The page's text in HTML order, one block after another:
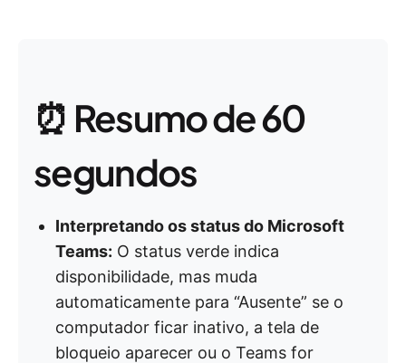
⏰ Resumo de 60
segundos
Interpretando os status do Microsoft
Teams: O status verde indica
disponibilidade, mas muda
automaticamente para “Ausente” se o
computador ficar inativo, a tela de
bloqueio aparecer ou o Teams for